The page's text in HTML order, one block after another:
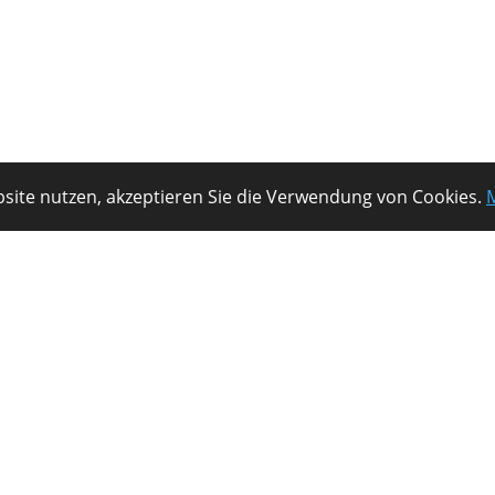
nutzen, akzeptieren Sie die Verwendung von Cookies.